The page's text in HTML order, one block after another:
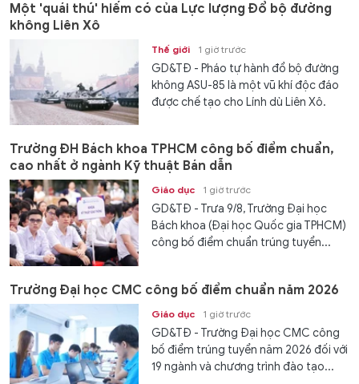
Một 'quái thú' hiếm có của Lực lượng Đổ bộ đường
không Liên Xô
Thế giới 1 giờ trước
GD&TĐ - Pháo tự hành đổ bộ đường
không ASU-85 là một vũ khí độc đáo
được chế tạo cho Lính dù Liên Xô.
Trường ĐH Bách khoa TPHCM công bố điểm chuẩn,
cao nhất ở ngành Kỹ thuật Bán dẫn
Giáo dục 1 giờ trước
GD&TĐ - Trưa 9/8, Trường Đại học
Bách khoa (Đại học Quốc gia TPHCM)
công bố điểm chuẩn trúng tuyển...
Trường Đại học CMC công bố điểm chuẩn năm 2026
Giáo dục 1 giờ trước
GD&TĐ - Trường Đại học CMC công
bố điểm trúng tuyển năm 2026 đối với
19 ngành và chương trình đào tạo...